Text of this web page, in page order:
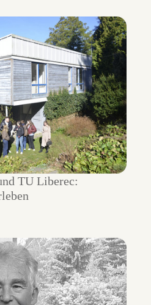
TU Liberec: